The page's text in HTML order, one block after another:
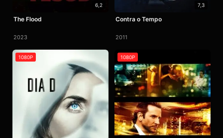
6,2
The Flood
2023
7,3
Contra o Tempo
2011
1080P 1080P